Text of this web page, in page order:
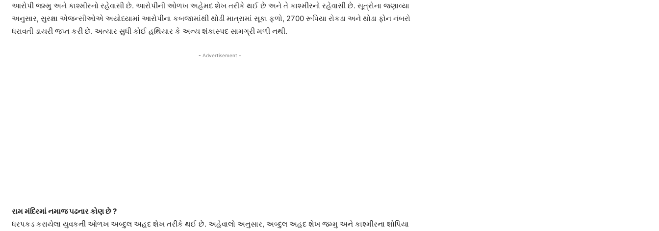
આરોપી જમ્મુ અને કાશ્મીરનો રહેવાસી છે. આરોપીની ઓળખ અહેમદ શેખ તરીકે થઈ છે અને તે કાશ્મીરનો રહેવાસી છે. સૂત્રોના જણાવ્યા
અનુસાર, સુરક્ષા એજન્સીઓએ અયોધ્યામાં આરોપીના કબજામાંથી થોડી માત્રામાં સૂકા ફળો, 2700 રૂપિયા રોકડા અને થોડા ફોન નંબરો
ધરાવતી ડાયરી જપ્ત કરી છે. અત્યાર સુધી કોઈ હથિયાર કે અન્ય શંકાસ્પદ સામગ્રી મળી નથી.
- Advertisement -
રામ મંદિરમાં નમાજ પઢનાર કોણ છે ?
ધરપકડ કરાયેલા યુવકની ઓળખ અબ્દુલ અહદ શેખ તરીકે થઈ છે. અહેવાલો અનુસાર, અબ્દુલ અહદ શેખ જમ્મુ અને કાશ્મીરના શોપિયા